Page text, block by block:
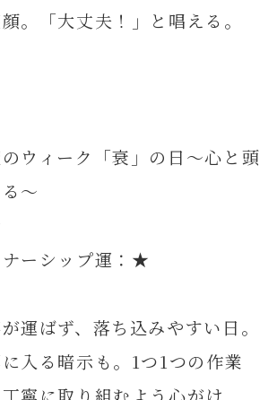
。「大丈夫！」と唱える。
ィーク「衰」の日～心と頭
～
ーシップ運：★
運ばず、落ち込みやすい日。
入る暗示も。1つ1つの作業